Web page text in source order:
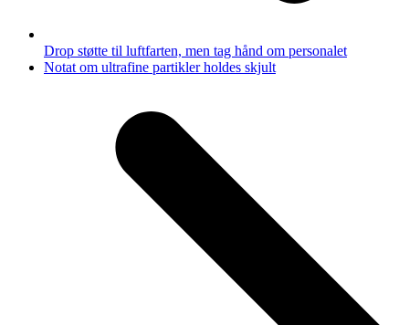
Drop støtte til luftfarten, men tag hånd om personalet
next
Notat om ultrafine partikler holdes skjult